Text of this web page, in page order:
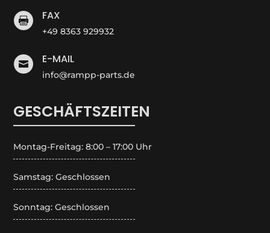
 FAX
+49 8363 929932
 E-MAIL
info@rampp-parts.de
GESCHÄFTSZEITEN
Montag-Freitag: 8:00 – 17:00 Uhr
Samstag: Geschlossen
Sonntag: Geschlossen